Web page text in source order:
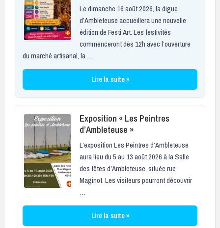
Le dimanche 16 août 2026, la digue
d’Ambleteuse accueillera une nouvelle
édition de Festi’Art. Les festivités
commenceront dès 12h avec l’ouverture
du marché artisanal, la …
Lire la suite »
Exposition « Les Peintres
d’Ambleteuse »
L’exposition Les Peintres d’Ambleteuse
aura lieu du 5 au 13 août 2026 à la Salle
des fêtes d’Ambleteuse, située rue
Maginot. Les visiteurs pourront découvrir
…
Lire la suite »